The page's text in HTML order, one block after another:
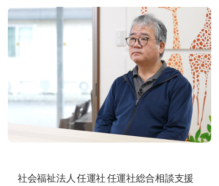
社会福祉法人 任運社 任運社総合相談支援